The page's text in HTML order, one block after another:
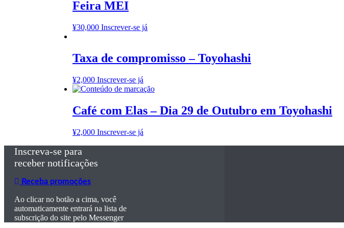
Feira MEI
¥30,000 Inscrever-se já
Taxa de compromisso – Toyohashi
¥2,000 Inscrever-se já
Café com Elas – Dia 29 de Outubro em Toyohashi
¥2,000 Inscrever-se já
Inscreva-se para
receber notificações
Receba promoções
Ao clicar no botão a cima, você
automaticamente entrará na lista de
subscrição do site pelo Messenger